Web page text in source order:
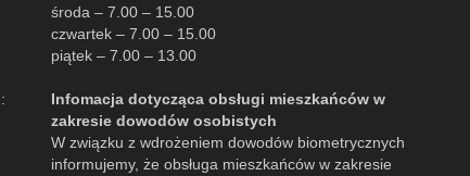
środa – 7.00 – 15.00
czwartek – 7.00 – 15.00
piątek – 7.00 – 13.00
Infomacja dotycząca obsługi mieszkańców w
zakresie dowodów osobistych
W związku z wdrożeniem dowodów biometrycznych
informujemy, że obsługa mieszkańców w zakresie